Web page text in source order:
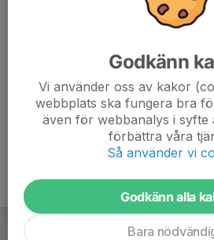
Godkänn
Vi använder oss av kakor
webbplats ska fungera bra
även för webbanalys i syfte
förbättra våra
Så använder vi
Godkänn alla
Bara